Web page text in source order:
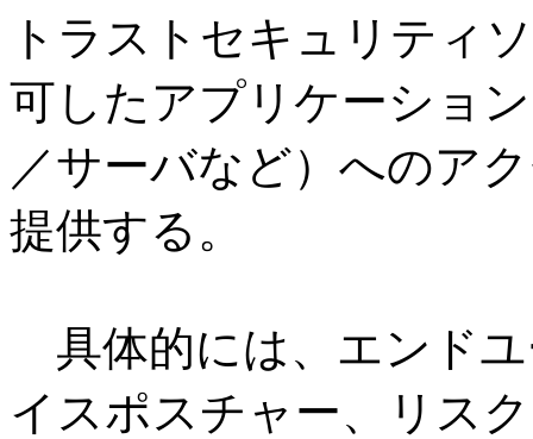
トラストセキュリティ
可したアプリケーショ
／サーバなど）へのア
提供する。
具体的には、エンド
イスポスチャー、リス